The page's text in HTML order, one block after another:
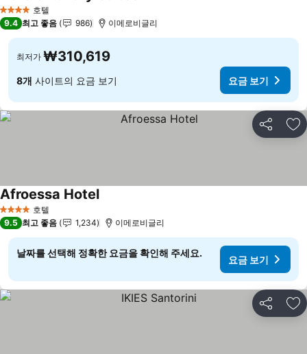
4 성급 호텔
9.4 최고 좋음 986 이메로비글리
최저가 ₩310,619
8개 사이트의 요금 보기 요금 보기
공유 즐
4 성급 호텔
Afroessa Hotel
9.5 최고 좋음 1,234 이메로비글리
날짜를 선택해 정확한 요금을 확인해 주세요.
요금 보기
공유 즐